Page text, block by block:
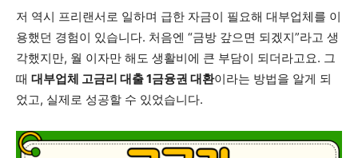
저 역시 프리랜서로 일하며 급한 자금이 필요해 대부업체를 이
용했던 경험이 있습니다. 처음엔 “금방 갚으면 되겠지”라고 생
각했지만, 월 이자만 해도 생활비에 큰 부담이 되더라고요. 그
때 대부업체 고금리 대출 1금융권 대환이라는 방법을 알게 되
었고, 실제로 성공할 수 있었습니다.